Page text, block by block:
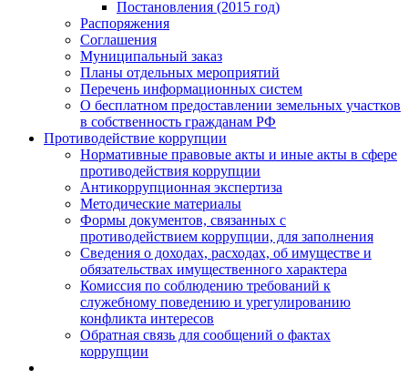
Постановления (2015 год)
Распоряжения
Соглашения
Муниципальный заказ
Планы отдельных мероприятий
Перечень информационных систем
О бесплатном предоставлении земельных участков
в собственность гражданам РФ
Противодействие коррупции
Нормативные правовые акты и иные акты в сфере
противодействия коррупции
Антикоррупционная экспертиза
Методические материалы
Формы документов, связанных с
противодействием коррупции, для заполнения
Сведения о доходах, расходах, об имуществе и
обязательствах имущественного характера
Комиссия по соблюдению требований к
служебному поведению и урегулированию
конфликта интересов
Обратная связь для сообщений о фактах
коррупции